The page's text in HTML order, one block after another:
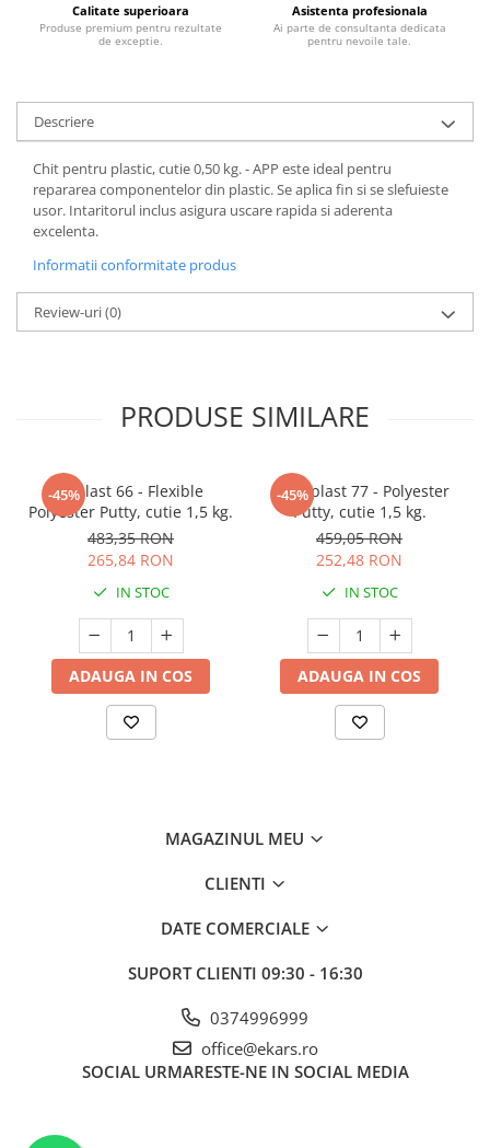
Calitate superioara
Produse premium pentru rezultate
de exceptie.
Asistenta profesionala
Ai parte de consultanta dedicata
pentru nevoile tale.
Descriere
Chit pentru plastic, cutie 0,50 kg. - APP este ideal pentru
repararea componentelor din plastic. Se aplica fin si se slefuieste
usor. Intaritorul inclus asigura uscare rapida si aderenta
excelenta.
Informatii conformitate produs
Review-uri(0)
PRODUSE SIMILARE
-45%
Iviplast 66 - Flexible
Polyester Putty, cutie 1,5 kg.
483,35 RON
265,84 RON
IN STOC
ADAUGA IN COS
-45%
Galvaplast 77 - Polyester
Putty, cutie 1,5 kg.
459,05 RON
252,48 RON
IN STOC
ADAUGA IN COS
MAGAZINUL MEU
CLIENTI
DATE COMERCIALE
SUPORT CLIENTI 09:30 - 16:30
0374996999
office@ekars.ro
SOCIAL URMARESTE-NE IN SOCIAL MEDIA